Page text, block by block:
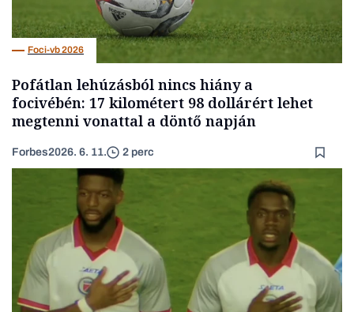
Foci-vb 2026
Pofátlan lehúzásból nincs hiány a
focivébén: 17 kilométert 98 dollárért lehet
megtenni vonattal a döntő napján
Forbes2026. 6. 11. 2 perc